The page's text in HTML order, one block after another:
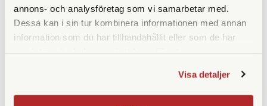
annons- och analysföretag som vi samarbetar med.
Dessa kan i sin tur kombinera informationen med annan
information som du har tillhandahållit eller som de har
Visa detaljer